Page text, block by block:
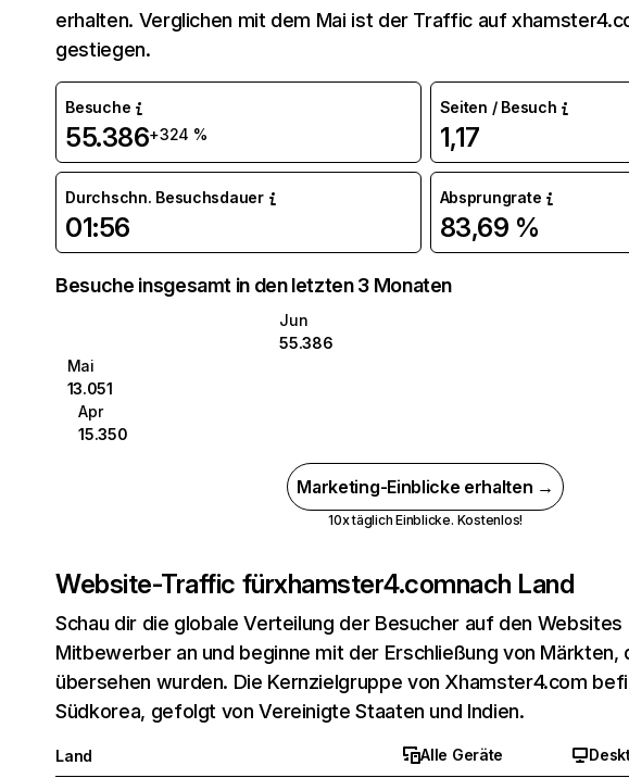
erhalten. Verglichen mit dem Mai ist der Traffic auf
gestiegen.
Besuche
55.386+324 %
Seiten / Besuch
1,17
Durchschn. Besuchsdauer
01:56
Absprungrate
83,69 %
Besuche insgesamt in den letzten 3 Monaten
Jun
55.386
Mai
13.051
Apr
15.350
Marketing-Einblicke erhalten →
10x täglich Einblicke. Kostenlos!
Website-Traffic fürxhamster4.comnach Land
Schau dir die globale Verteilung der Besucher auf den Websites
Mitbewerber an und beginne mit der Erschließung von Märkten,
übersehen wurden. Die Kernzielgruppe von Xhamster4.com
Südkorea, gefolgt von Vereinigte Staaten und Indien.
Land Alle Geräte